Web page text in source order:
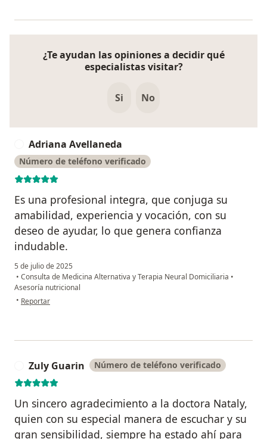
¿Te ayudan las opiniones a decidir qué
especialistas visitar?
Si No
Adriana Avellaneda
Número de teléfono verificado
Es una profesional integra, que conjuga su
amabilidad, experiencia y vocación, con su
deseo de ayudar, lo que genera confianza
indudable.
5 de julio de 2025
• Consulta de Medicina Alternativa y Terapia Neural Domiciliaria •
Asesoría nutricional
• en opinión del usuario Adriana Avellaneda
Reportar
Zuly Guarin Número de teléfono verificado
Un sincero agradecimiento a la doctora Nataly,
quien con su especial manera de escuchar y su
gran sensibilidad, siempre ha estado ahí para